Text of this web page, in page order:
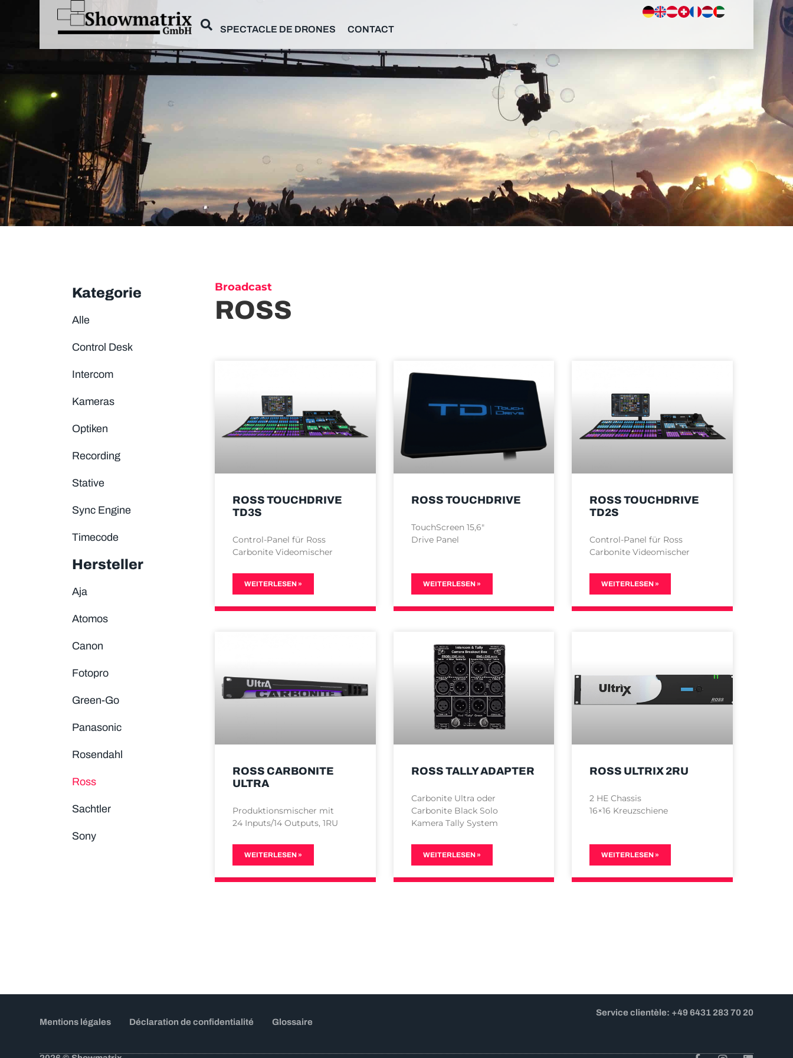
SPECTACLE DE DRONES CONTACT
Kategorie
Alle
Control Desk
Intercom
Kameras
Optiken
Recording
Stative
Sync Engine
Timecode
Hersteller
Aja
Atomos
Canon
Fotopro
Green-Go
Panasonic
Rosendahl
Ross
Sachtler
Sony
Broadcast
ROSS
ROSS TOUCHDRIVE
TD3S
Control-Panel für Ross
Carbonite Videomischer
WEITERLESEN »
ROSS TOUCHDRIVE
TouchScreen 15,6″
Drive Panel
WEITERLESEN »
ROSS TOUCHDRIVE
TD2S
Control-Panel für Ross
Carbonite Videomischer
WEITERLESEN »
ROSS CARBONITE
ULTRA
Produktionsmischer mit
24 Inputs/14 Outputs, 1RU
WEITERLESEN »
ROSS TALLY ADAPTER
Carbonite Ultra oder
Carbonite Black Solo
Kamera Tally System
WEITERLESEN »
ROSS ULTRIX 2RU
2 HE Chassis
16×16 Kreuzschiene
WEITERLESEN »
Mentions légales Déclaration de confidentialité Glossaire
Service clientèle: +49 6431 283 70 20